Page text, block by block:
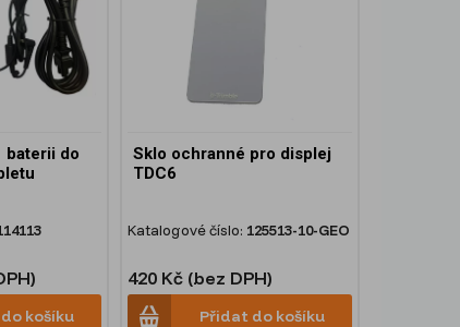
baterii do
košíku
Sklo ochranné pro displej
TDC6
Katalogové číslo: 125513-10-GEO
420 Kč (bez DPH)
Přidat do košíku